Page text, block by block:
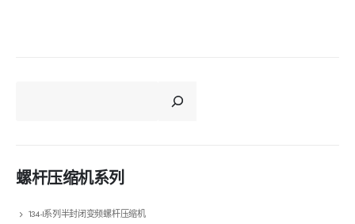
螺杆压缩机系列
134-I系列半封闭变频螺杆压缩机